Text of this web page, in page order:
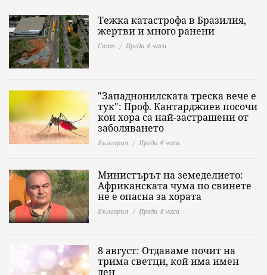
Тежка катастрофа в Бразилия,
жертви и много ранени
Свят Преди 4 часа
"Западнонилската треска вече е
тук": Проф. Кантарджиев посочи
кои хора са най-застрашени от
заболяването
България Преди 4 часа
Министърът на земеделието:
Африканската чума по свинете
не е опасна за хората
България Преди 4 часа
8 август: Отдаваме почит на
трима светци, кой има имен
ден